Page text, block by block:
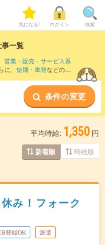
気になる! ログイン 検索
一覧
営業・販売・サービス系
、 短期 ・ 単発などの期
条件の変更
平均時給: 1,350 円
新着順 時給順
み！フォーク
登録OK 派遣